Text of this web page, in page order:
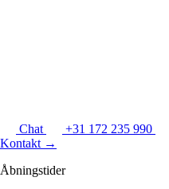
Chat +31 172 235 990
Kontakt →
Åbningstider